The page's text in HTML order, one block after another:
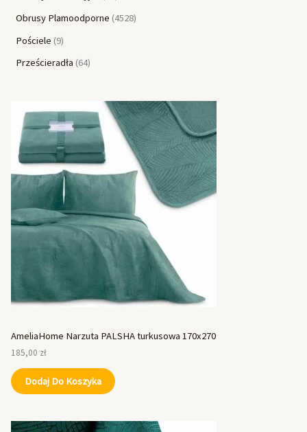
Obrusy Plamoodporne 4528
Pościele 9
Prześcieradła 64
AmeliaHome Narzuta PALSHA turkusowa 170x270
185,00 zł
Dodaj Do Koszyka